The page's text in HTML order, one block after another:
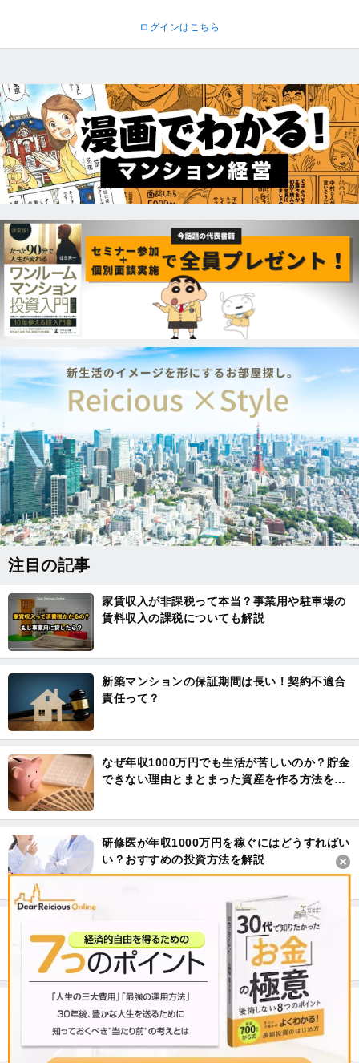
ログインはこちら
注目の記事
家賃収入が非課税って本当？事業用や駐車場の
賃料収入の課税についても解説
新築マンションの保証期間は長い！契約不適合
責任って？
なぜ年収1000万円でも生活が苦しいのか？貯金
できない理由とまとまった資産を作る方法を解
研修医が年収1000万円を稼ぐにはどうすればい
い？おすすめの投資方法を解説
自分の個人信用情報を調べる方法。不動産投資
ローンの審査を通りやすくするには？
年収1000万円の生活レベル。データで見るその
実態とは？